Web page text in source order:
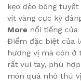
kẹo dẻo bông
vịt vàng cực kỳ
More nổi tiếng của
Điểm đặc biệt của
hương vị mà còn ở
rất vui tay, phù
món quà nhỏ thú